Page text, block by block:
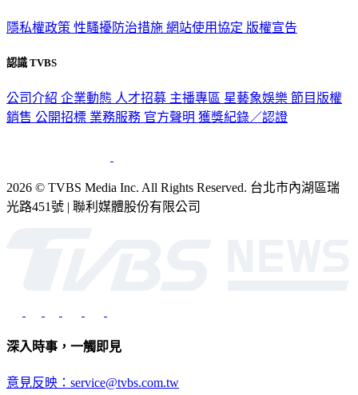
隱私權政策 性騷擾防治措施 網站使用協定 版權宣告
認識 TVBS
公司介紹 企業動態 人才招募 主播專區 星藝象娛樂 節目版權
銷售 公開招標 業務服務 官方聲明 獲獎紀錄／認證
2026 © TVBS Media Inc. All Rights Reserved. 台北市內湖區瑞
光路451號 | 聯利媒體股份有限公司
深入時事，一觸即見
意見反映：service@tvbs.com.tw